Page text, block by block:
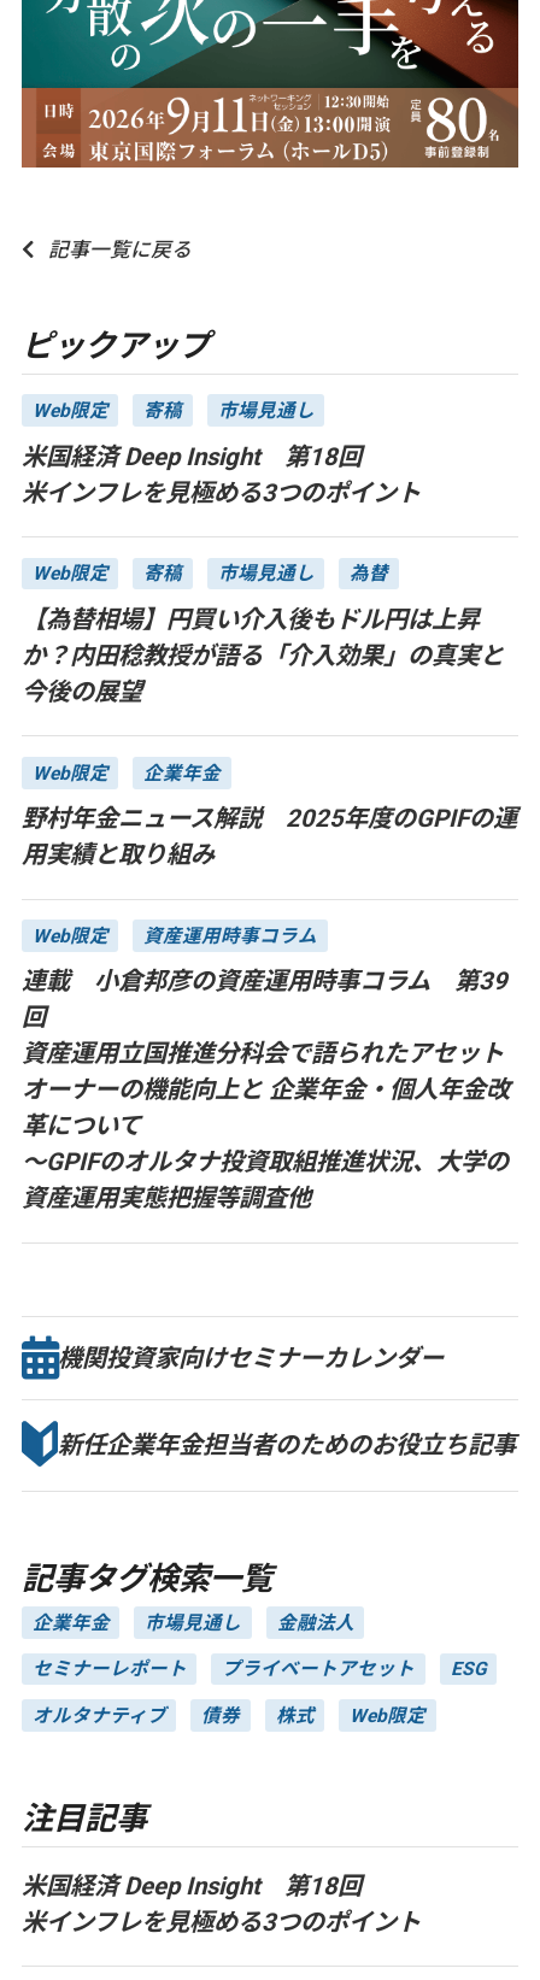
記事一覧に戻る
ピックアップ
Web限定 寄稿 市場見通し
米国経済 Deep Insight 第18回
米インフレを見極める3つのポイント
Web限定 寄稿 市場見通し 為替
【為替相場】円買い介入後もドル円は上昇
か？内田稔教授が語る「介入効果」の真実と
今後の展望
Web限定 企業年金
野村年金ニュース解説 2025年度のGPIFの運
用実績と取り組み
Web限定 資産運用時事コラム
連載 小倉邦彦の資産運用時事コラム 第39
回
資産運用立国推進分科会で語られたアセット
オーナーの機能向上と 企業年金・個人年金改
革について
～GPIFのオルタナ投資取組推進状況、大学の
資産運用実態把握等調査他
機関投資家向けセミナーカレンダー
新任企業年金担当者のためのお役立ち記事
記事タグ検索一覧
企業年金 市場見通し 金融法人
セミナーレポート プライベートアセット ESG
オルタナティブ 債券 株式 Web限定
注目記事
米国経済 Deep Insight 第18回
米インフレを見極める3つのポイント